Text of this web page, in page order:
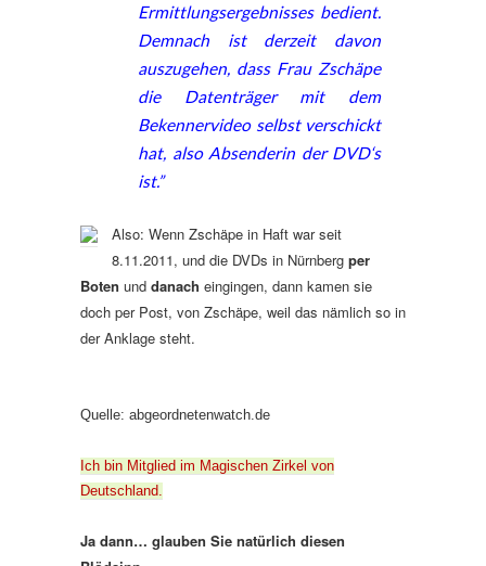
Ermittlungsergebnisses bedient.
Demnach ist derzeit davon
auszugehen, dass Frau Zschäpe
die Datenträger mit dem
Bekennervideo selbst verschickt
hat, also Absenderin der DVD‘s
ist.”
Also: Wenn Zschäpe in Haft war seit
8.11.2011, und die DVDs in Nürnberg per
Boten und danach eingingen, dann kamen sie
doch per Post, von Zschäpe, weil das nämlich so in
der Anklage steht.
Quelle: abgeordnetenwatch.de
Ich bin Mitglied im Magischen Zirkel von
Deutschland.
Ja dann… glauben Sie natürlich diesen